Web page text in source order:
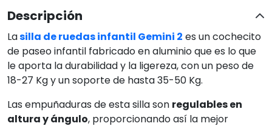
Descripción
Lasilla de ruedas infantil Gemini 2 es un cochecito
de paseo infantil fabricado en aluminio que es lo que
le aporta la durabilidad y la ligereza, con un peso de
18-27 Kg y un soporte de hasta 35-50 Kg.
Las empuñaduras de esta silla son regulables en
altura y ángulo, proporcionando así la mejor